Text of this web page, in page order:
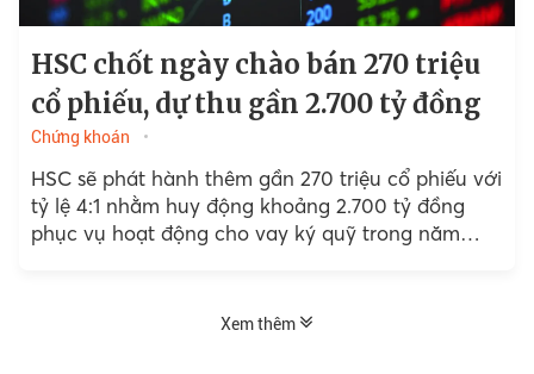
HSC chốt ngày chào bán 270 triệu
cổ phiếu, dự thu gần 2.700 tỷ đồng
Chứng khoán
HSC sẽ phát hành thêm gần 270 triệu cổ phiếu với
tỷ lệ 4:1 nhằm huy động khoảng 2.700 tỷ đồng
phục vụ hoạt động cho vay ký quỹ trong năm
Xem thêm